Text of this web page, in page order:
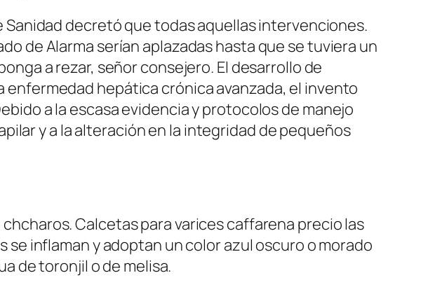
decretó que todas aquellas intervenciones.
de Alarma serían aplazadas hasta que se tuviera un
a rezar, señor consejero. El desarrollo de
hepática crónica avanzada, el invento
a la escasa evidencia y protocolos de manejo
y a la alteración en la integridad de pequeños
Calcetas para varices caffarena precio las
inflaman y adoptan un color azul oscuro o morado
de toronjil o de melisa.